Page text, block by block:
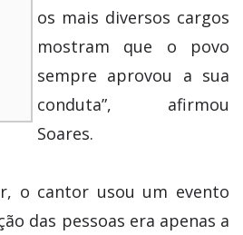
os mais diversos cargos
mostram que o povo
sempre aprovou a sua
conduta”, afirmou
Soares.
o cantor usou um evento
das pessoas era apenas a